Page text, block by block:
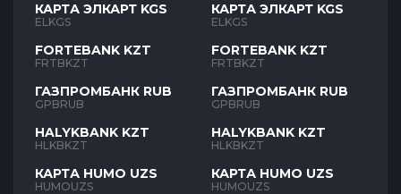
КАРТА ЭЛКАРТ KGS
ELKGS
FORTEBANK KZT
FRTBKZT
ГАЗПРОМБАНК RUB
GPBRUB
HALYKBANK KZT
HLKBKZT
КАРТА HUMO UZS
HUMOUZS
КАРТА ЭЛКАРТ KGS
ELKGS
FORTEBANK KZT
FRTBKZT
ГАЗПРОМБАНК RUB
GPBRUB
HALYKBANK KZT
HLKBKZT
КАРТА HUMO UZS
HUMOUZS